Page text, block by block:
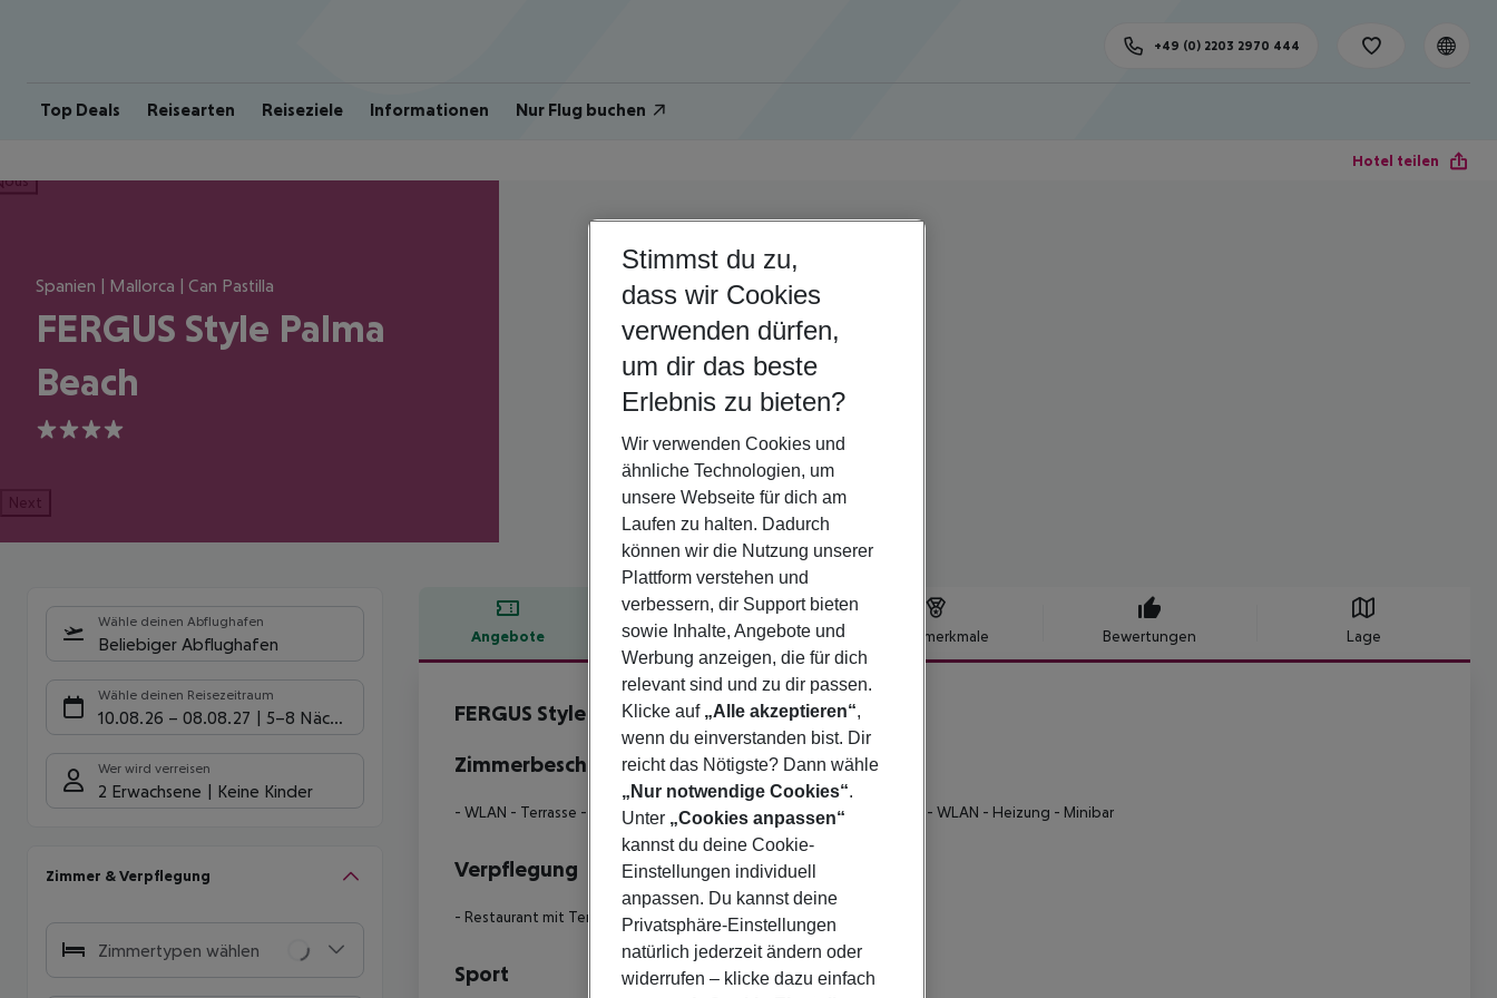
Top Deals Reisearten Reiseziele Informationen Nur Flug buchen
+49 (0) 2203 2970 444
Hotel teilen
Spanien | Mallorca | Can Pastilla
FERGUS Style Palma
Beach
4
Next
Wähle deinen Abflughafen
Beliebiger Abflughafen
Wähle deinen Reisezeitraum
10.08.26 – 08.08.27 5-8 Nächte
Wer wird verreisen
2 Erwachsene Keine Kinder
Zimmer & Verpflegung
Zimmertypen wählen
Angebote Hotelbeschreibung Hotelmerkmale Bewertungen Lage
Hotelbeschreibung
FERGUS Style Palma Beach
4
Zimmerbeschreibung
- WLAN - Terrasse - Fernseher- Haartrockner- Zimmersafe - WLAN - Heizung - Minibar
Verpflegung
- Restaurant mit Terrasse- Buffet
Sport
Stimmst du zu,
dass wir Cookies
verwenden dürfen,
um dir das beste
Erlebnis zu bieten?
Wir verwenden Cookies und
ähnliche Technologien, um
unsere Webseite für dich am
Laufen zu halten. Dadurch
können wir die Nutzung unserer
Plattform verstehen und
verbessern, dir Support bieten
sowie Inhalte, Angebote und
Werbung anzeigen, die für dich
relevant sind und zu dir passen.
Klicke auf „Alle akzeptieren“,
wenn du einverstanden bist. Dir
reicht das Nötigste? Dann wähle
„Nur notwendige Cookies“.
Unter „Cookies anpassen“
kannst du deine Cookie-
Einstellungen individuell
anpassen. Du kannst deine
Privatsphäre-Einstellungen
natürlich jederzeit ändern oder
widerrufen – klicke dazu einfach